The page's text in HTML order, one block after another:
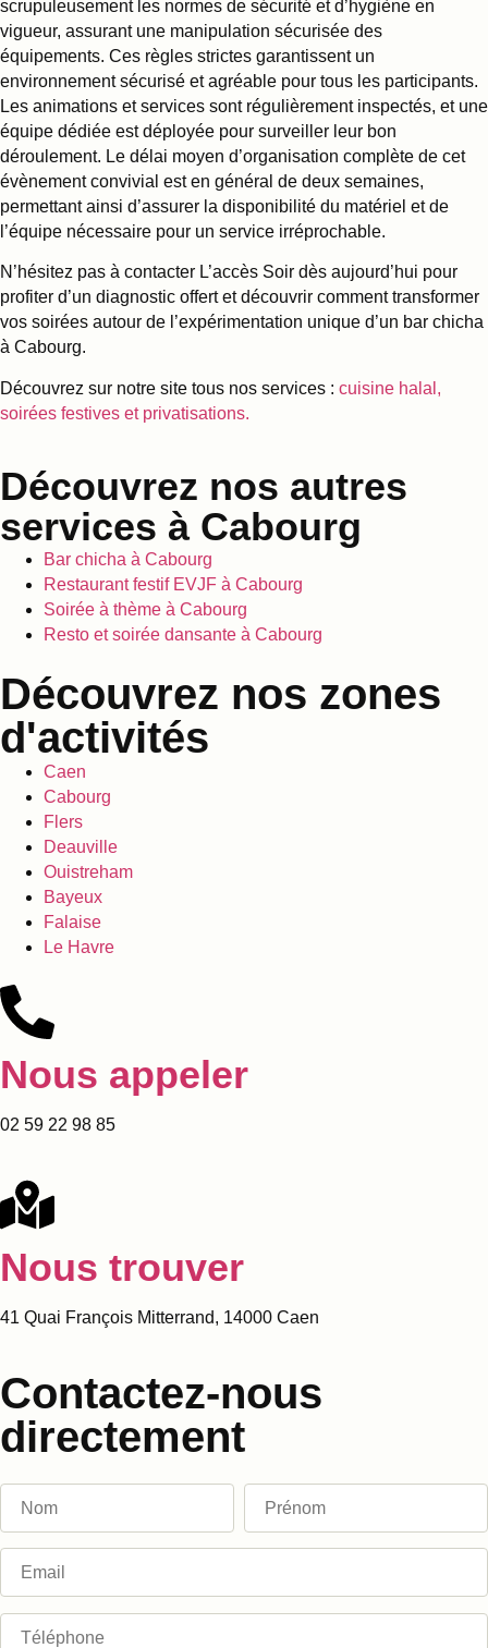
scrupuleusement les normes de sécurité et d’hygiène en
vigueur, assurant une manipulation sécurisée des
équipements. Ces règles strictes garantissent un
environnement sécurisé et agréable pour tous les participants.
Les animations et services sont régulièrement inspectés, et une
équipe dédiée est déployée pour surveiller leur bon
déroulement. Le délai moyen d’organisation complète de cet
évènement convivial est en général de deux semaines,
permettant ainsi d’assurer la disponibilité du matériel et de
l’équipe nécessaire pour un service irréprochable.
N’hésitez pas à contacter L’accès Soir dès aujourd’hui pour
profiter d’un diagnostic offert et découvrir comment transformer
vos soirées autour de l’expérimentation unique d’un bar chicha
à Cabourg.
Découvrez sur notre site tous nos services : cuisine halal,
soirées festives et privatisations.
Découvrez nos autres
services à Cabourg
Bar chicha à Cabourg
Restaurant festif EVJF à Cabourg
Soirée à thème à Cabourg
Resto et soirée dansante à Cabourg
Découvrez nos zones
d'activités
Caen
Cabourg
Flers
Deauville
Ouistreham
Bayeux
Falaise
Le Havre
Nous appeler
02 59 22 98 85
Nous trouver
41 Quai François Mitterrand, 14000 Caen
Contactez-nous
directement